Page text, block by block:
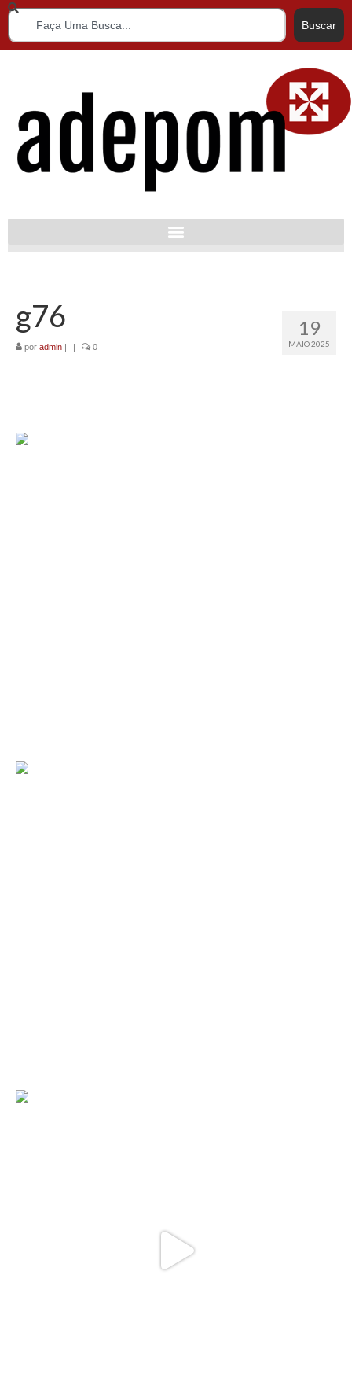
Buscar
19
MAIO 2025
g76
por admin | | 0